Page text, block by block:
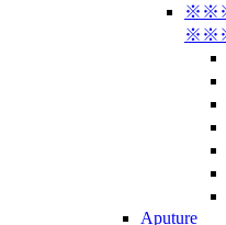
※※※
Aputure